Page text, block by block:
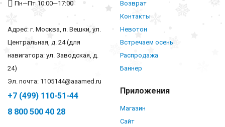
Пн—Пт 10:00—17:00
Адрес: г. Москва, п. Вешки, ул.
Центральная, д. 24 (для
навигатора: ул. Заводская, д.
24)
Эл. почта: 1105144@aaamed.ru
+7 (499) 110-51-44
8 800 500 40 28
Возврат
Контакты
Невотон
Встречаем осень
Распродажа
Баннер
Приложения
Магазин
Сайт